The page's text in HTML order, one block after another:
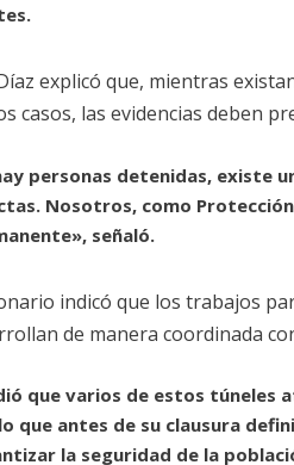
explicó que, mientras
casos, las evidencias deben
personas detenidas, existe
Nosotros, como
señaló.
indicó que los trabajos
de manera coordinada
que varios de estos túneles
que antes de su clausura
la seguridad de la